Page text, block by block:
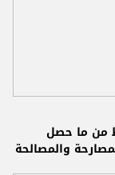
من ما حصل
والمصالحة